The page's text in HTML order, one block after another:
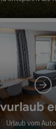
Urlaub vom